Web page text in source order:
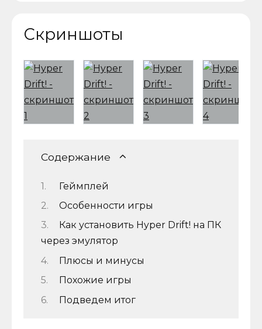
Скриншоты
Содержание
Геймплей
Особенности игры
Как установить Hyper Drift! на ПК
через эмулятор
Плюсы и минусы
Похожие игры
Подведем итог